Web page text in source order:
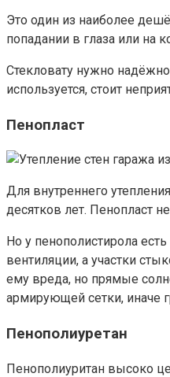
Это один из наиболее
попадании в глаза или на
Стекловату нужно
используется, стоит
Пенопласт
Для внутреннего
десятков лет. Пенопласт
Но у пенополистирола
вентиляции, а участки
ему вреда, но прямые
армирующей сетки, иначе
Пенополиуретан
Пенополиуритан высоко